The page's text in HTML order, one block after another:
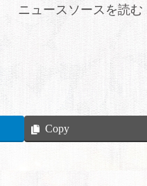
ニュースソースを読む
Copy